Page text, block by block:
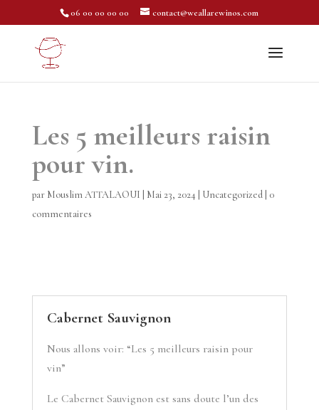
06 00 00 00 00 contact@weallarewinos.com
Les 5 meilleurs raisin
pour vin.
par Mouslim ATTALAOUI Mai 23, 2024 Uncategorized| 0
commentaires
Cabernet Sauvignon
Nous allons voir: “Les 5 meilleurs raisin pour
vin”
Le Cabernet Sauvignon est sans doute l’un des